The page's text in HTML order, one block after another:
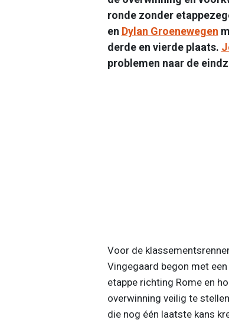
ronde zonder
en Dylan Groenewegen
derde en vierde plaats.
problemen naar de
Voor de
Vingegaard begon met
etappe richting Rome en
overwinning veilig te
die nog één laatste kans